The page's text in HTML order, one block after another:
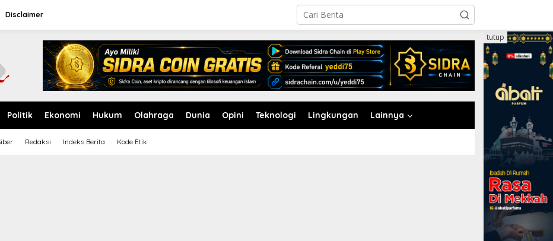
Disclaimer
Politik Ekonomi Hukum Olahraga Dunia Opini Teknologi Lingkungan Lainnya
Redaksi Indeks Berita Kode Etik
tutup